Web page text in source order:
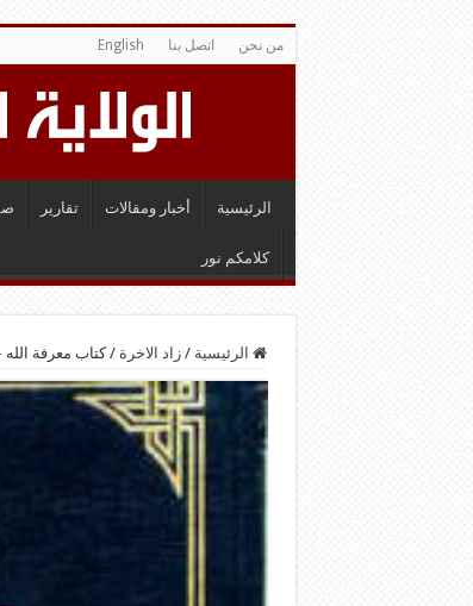
من نحن اتصل بنا English
الرئيسية أخبار ومقالات تقارير
كلامكم نور
الرئيسية / زاد الاخرة / كتاب معرفة